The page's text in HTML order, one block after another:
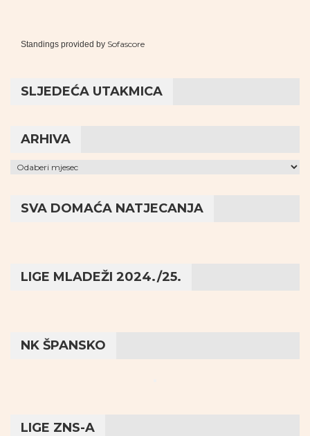
Standings provided by Sofascore
SLJEDEĆA UTAKMICA
ARHIVA
Arhiva
SVA DOMAĆA NATJECANJA
LIGE MLADEŽI 2024./25.
NK ŠPANSKO
LIGE ZNS-A